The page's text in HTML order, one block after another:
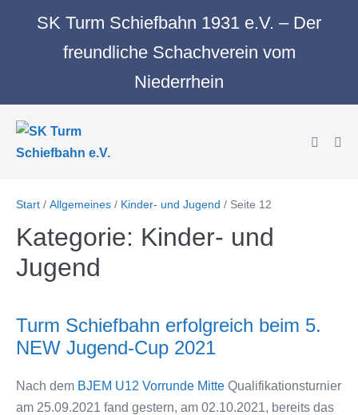
SK Turm Schiefbahn 1931 e.V. – Der
freundliche Schachverein vom
Niederrhein
Suche-
Start / Allgemeines / Kinder- und Jugend / Seite 12
Kategorie: Kinder- und
Jugend
Turm Schiefbahn erfolgreich beim 5.
NEW Jugend-Cup 2021
Nach dem BJEM U12 Vorrunde Mitte Qualifikationsturnier
am 25.09.2021 fand gestern, am 02.10.2021, bereits das